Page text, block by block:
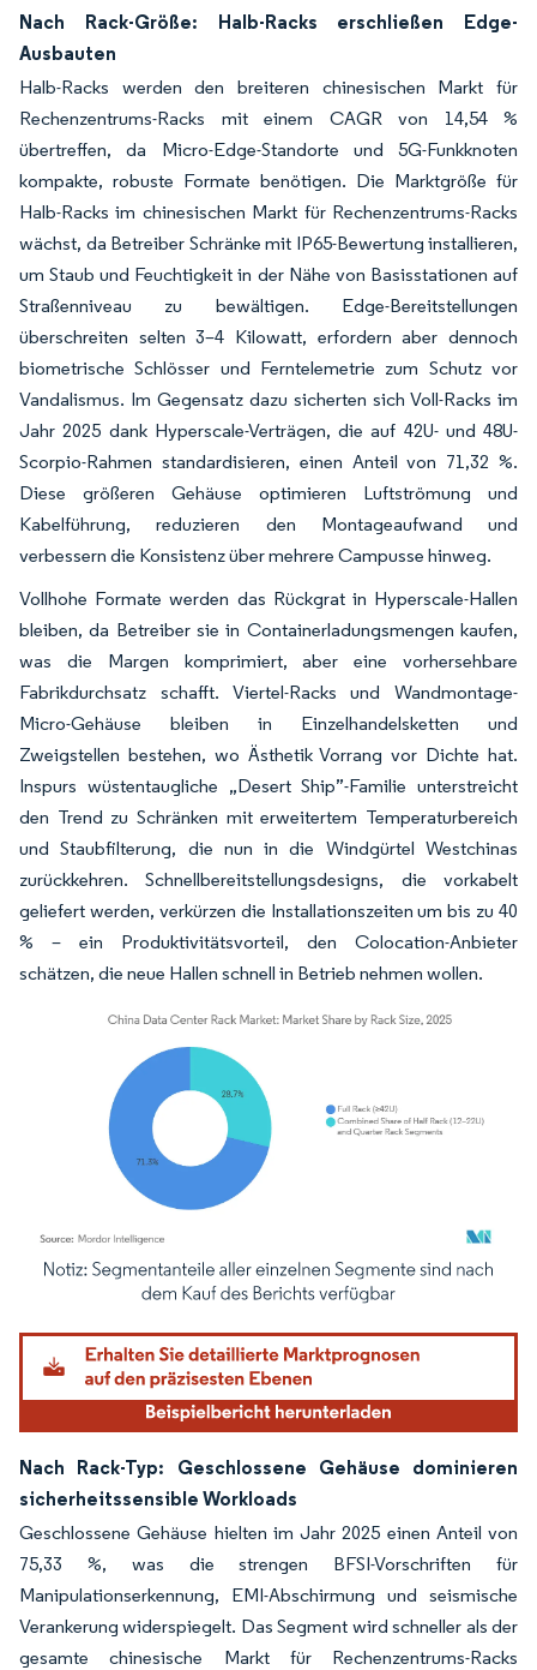
Nach Rack-Größe: Halb-Racks erschließen Edge-
Ausbauten
Halb-Racks werden den breiteren chinesischen Markt für
Rechenzentrums-Racks mit einem CAGR von 14,54 %
übertreffen, da Micro-Edge-Standorte und 5G-Funkknoten
kompakte, robuste Formate benötigen. Die Marktgröße für
Halb-Racks im chinesischen Markt für Rechenzentrums-Racks
wächst, da Betreiber Schränke mit IP65-Bewertung installieren,
um Staub und Feuchtigkeit in der Nähe von Basisstationen auf
Straßenniveau zu bewältigen. Edge-Bereitstellungen
überschreiten selten 3–4 Kilowatt, erfordern aber dennoch
biometrische Schlösser und Ferntelemetrie zum Schutz vor
Vandalismus. Im Gegensatz dazu sicherten sich Voll-Racks im
Jahr 2025 dank Hyperscale-Verträgen, die auf 42U- und 48U-
Scorpio-Rahmen standardisieren, einen Anteil von 71,32 %.
Diese größeren Gehäuse optimieren Luftströmung und
Kabelführung, reduzieren den Montageaufwand und
verbessern die Konsistenz über mehrere Campusse hinweg.
Vollhohe Formate werden das Rückgrat in Hyperscale-Hallen
bleiben, da Betreiber sie in Containerladungsmengen kaufen,
was die Margen komprimiert, aber eine vorhersehbare
Fabrikdurchsatz schafft. Viertel-Racks und Wandmontage-
Micro-Gehäuse bleiben in Einzelhandelsketten und
Zweigstellen bestehen, wo Ästhetik Vorrang vor Dichte hat.
Inspurs wüstentaugliche „Desert Ship”-Familie unterstreicht
den Trend zu Schränken mit erweitertem Temperaturbereich
und Staubfilterung, die nun in die Windgürtel Westchinas
zurückkehren. Schnellbereitstellungsdesigns, die vorkabelt
geliefert werden, verkürzen die Installationszeiten um bis zu 40
% – ein Produktivitätsvorteil, den Colocation-Anbieter
schätzen, die neue Hallen schnell in Betrieb nehmen wollen.
Bild © Mordor Intelligence. Wiederverwendung erfordert Namensnennung
Nach Rack-Typ: Geschlossene Gehäuse dominieren
sicherheitssensible Workloads
Geschlossene Gehäuse hielten im Jahr 2025 einen Anteil von
75,33 %, was die strengen BFSI-Vorschriften für
Manipulationserkennung, EMI-Abschirmung und seismische
Verankerung widerspiegelt. Das Segment wird schneller als der
gesamte chinesische Markt für Rechenzentrums-Racks